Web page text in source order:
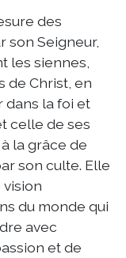
des
son Seigneur,
les siennes,
de Christ, en
dans la foi et
celle de ses
la grâce de
son culte. Elle
du monde qui
avec
et de